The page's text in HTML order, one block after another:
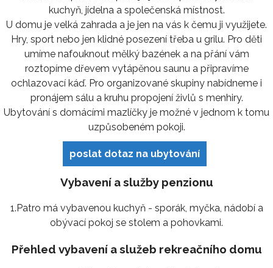
kuchyň, jídelna a společenská místnost.
U domu je velká zahrada a je jen na vás k čemu ji využijete.
Hry, sport nebo jen klidné posezení třeba u grilu. Pro děti
umíme nafouknout mělký bazének a na přání vám
roztopíme dřevem vytápěnou saunu a připravíme
ochlazovací káď. Pro organizované skupiny nabídneme i
pronájem sálu a kruhu propojení živlů s menhiry.
Ubytování s domácími mazlíčky je možné v jednom k tomu
uzpůsobeném pokoji.
poslat dotaz na ubytování
Vybavení a služby penzionu
1.Patro má vybavenou kuchyň - sporák, myčka, nádobí a
obývací pokoj se stolem a pohovkami.
Přehled vybavení a služeb rekreačního domu